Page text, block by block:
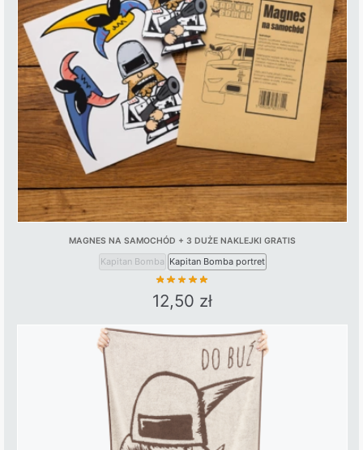
MAGNES NA SAMOCHÓD + 3 DUŻE NAKLEJKI GRATIS
Kapitan Bomba Kapitan Bomba portret
12,50 zł
This
product
multiple
variants.
The
options